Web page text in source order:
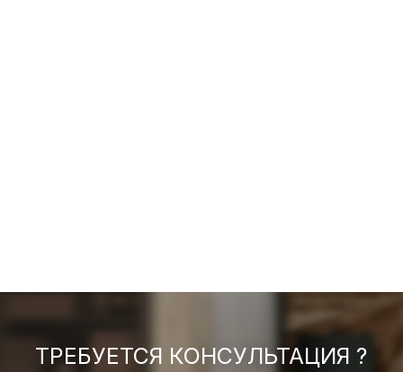
ТРЕБУЕТСЯ КОНСУЛЬТАЦИЯ ?